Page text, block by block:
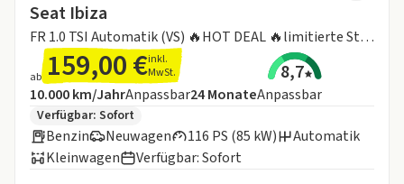
Seat Ibiza
FR 1.0 TSI Automatik (VS) 🔥HOT DEAL 🔥limitierte Stückzahl !!
ab 159,00 €inkl.
MwSt.
8,7
Angebotsdetails:
Inklusive Laufleistung
10.000 km/JahrAnpassbarLaufzeit
24MonateAnpassbar
Zusätzliche Fahrzeuginformationen:
Verfügbar: Sofort
Benzin Neuwagen 116 PS (85 kW)
Automatik
Kleinwagen
Verfügbar: Sofort